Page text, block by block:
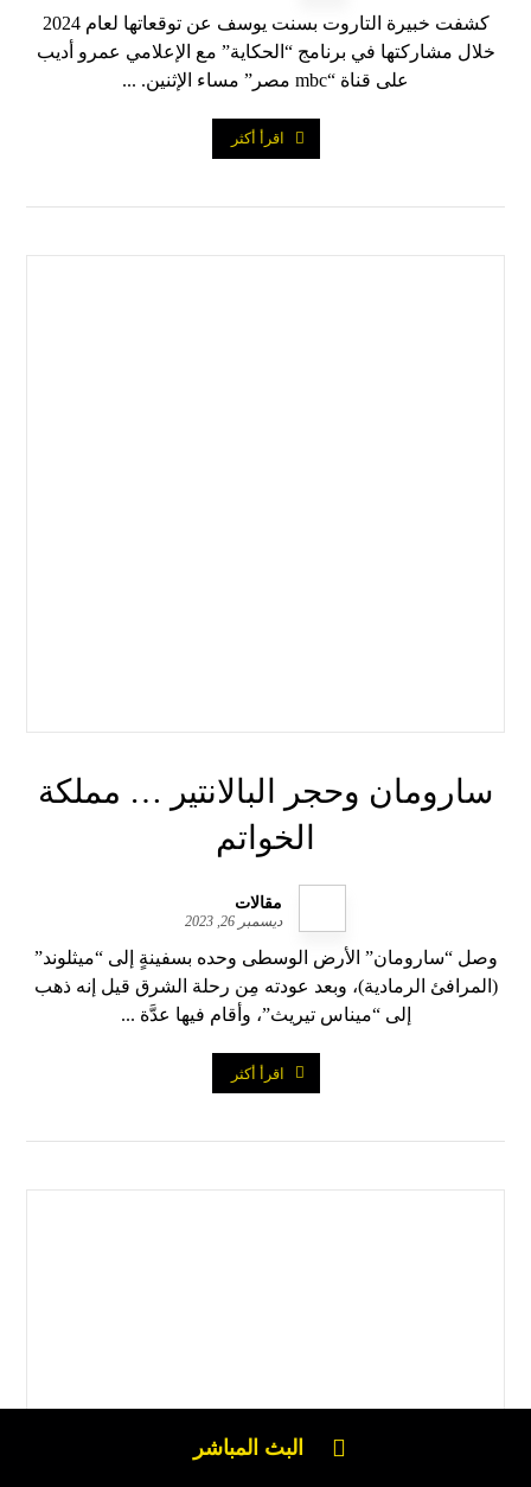
كشفت خبيرة التاروت بسنت يوسف عن توقعاتها لعام 2024
خلال مشاركتها في برنامج “الحكاية” مع الإعلامي عمرو أديب
على قناة “mbc مصر” مساء الإثنين. ...
اقرأ أكثر
سارومان وحجر البالانتير … مملكة
الخواتم
مقالات
ديسمبر 26, 2023
وصل “سارومان” الأرض الوسطى وحده بسفينةٍ إلى “ميثلوند”
(المرافئ الرمادية)، وبعد عودته مِن رحلة الشرق قيل إنه ذهب
إلى “ميناس تيريث”، وأقام فيها عدَّة ...
اقرأ أكثر
البث المباشر